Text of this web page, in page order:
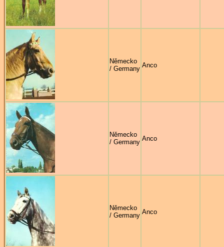
Německo
/ Germany Anco
Německo
/ Germany Anco
Německo
/ Germany Anco